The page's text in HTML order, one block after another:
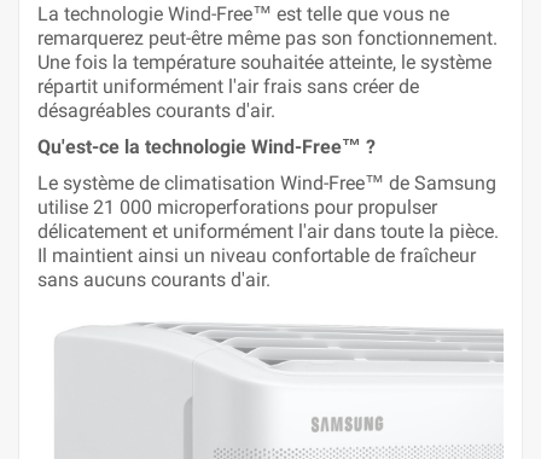
La technologie Wind-Free™ est telle que vous ne
remarquerez peut-être même pas son fonctionnement.
Une fois la température souhaitée atteinte, le système
répartit uniformément l'air frais sans créer de
désagréables courants d'air.
Qu'est-ce la technologie Wind-Free™ ?
Le système de climatisation Wind-Free™ de Samsung
utilise 21 000 microperforations pour propulser
délicatement et uniformément l'air dans toute la pièce.
Il maintient ainsi un niveau confortable de fraîcheur
sans aucuns courants d'air.